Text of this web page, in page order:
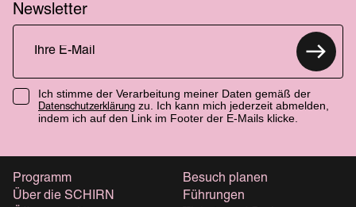
Newsletter
Ich stimme der Verarbeitung meiner Daten gemäß der
Datenschutzerklärung zu. Ich kann mich jederzeit abmelden,
indem ich auf den Link im Footer der E-Mails klicke.
Programm
Über die SCHIRN
Besuch planen
Führungen